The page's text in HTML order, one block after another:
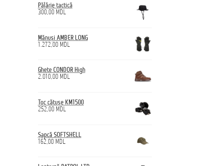
Pălărie tactică
300,00 MDL
Mănuși AMBER LONG
1.272,00 MDL
Ghete CONDOR High
2.010,00 MDL
Toc cătușe KM1500
252,00 MDL
Șapcă SOFTSHELL
162,00 MDL